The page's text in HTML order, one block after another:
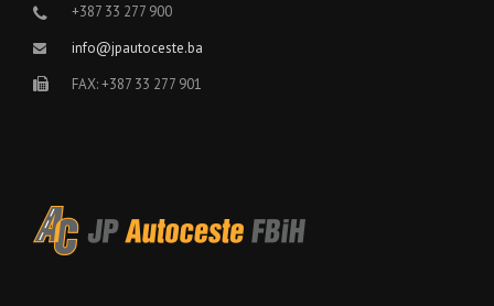
+387 33 277 900
info@jpautoceste.ba
FAX: +387 33 277 901